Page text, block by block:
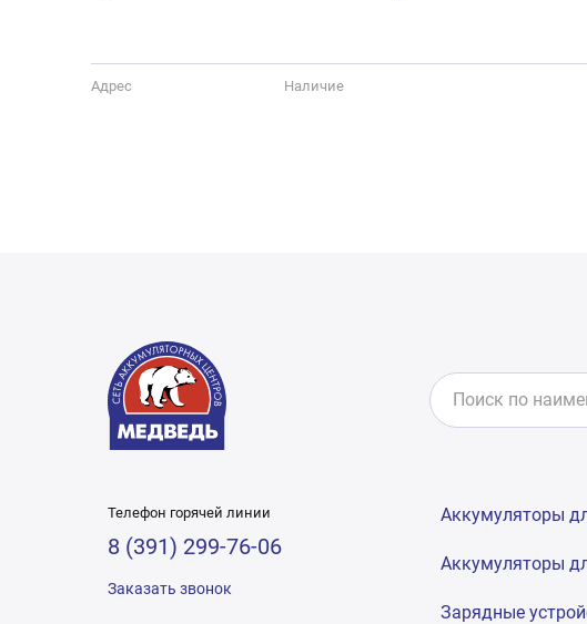
Адрес Наличие
Телефон горячей линии
8 (391) 299-76-06
Заказать звонок
Аккумуляторы
Аккумуляторы
Зарядные